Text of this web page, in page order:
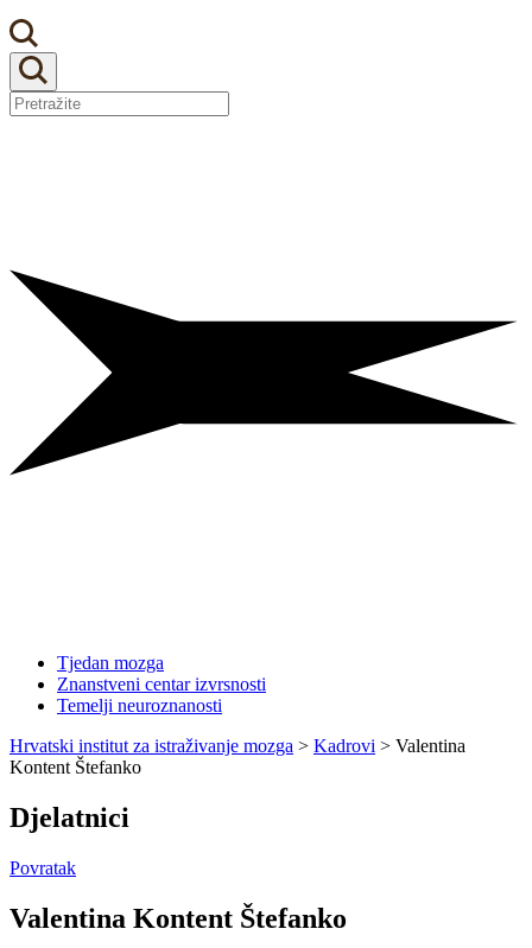
Tjedan mozga
Znanstveni centar izvrsnosti
Temelji neuroznanosti
Hrvatski institut za istraživanje mozga > Kadrovi > Valentina
Kontent Štefanko
Djelatnici
Povratak
Valentina Kontent Štefanko